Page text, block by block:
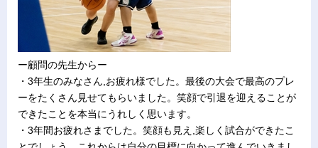
ー顧問の先生からー
・3年生のみなさん,お疲れ様でした。最後の大会で最高のプレ
ーをたくさん見せてもらいました。笑顔で引退を迎えることが
できたことを本当にうれしく思います。
・3年間お疲れさまでした。笑顔も見え,楽しく試合ができたこ